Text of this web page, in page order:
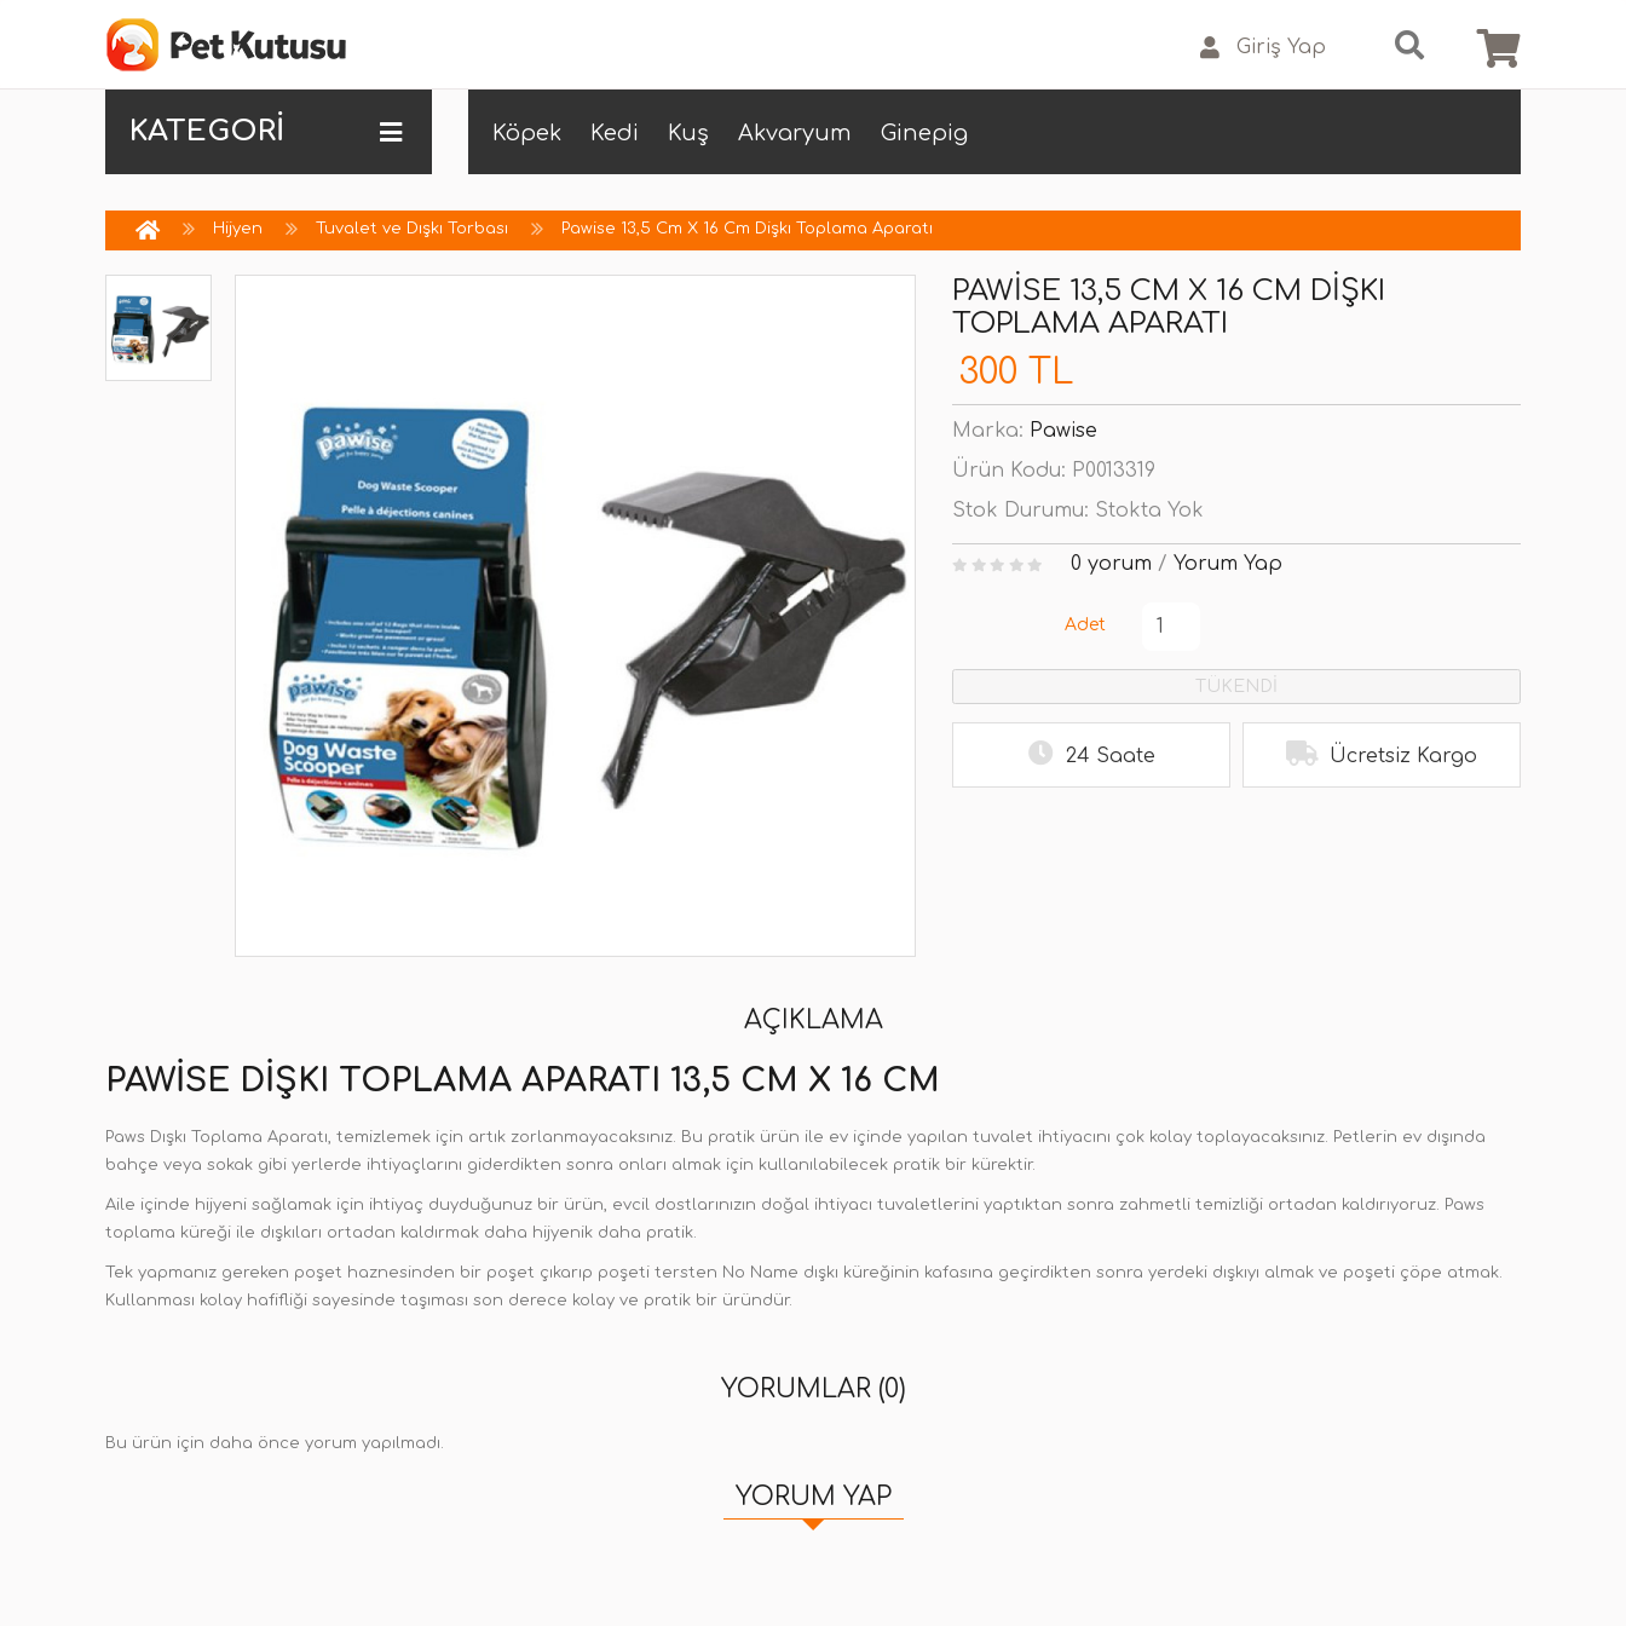
Giriş Yap
KATEGORİ Köpek Kedi Kuş Akvaryum Ginepig
Hijyen Tuvalet ve Dışkı Torbası Pawise 13,5 Cm X 16 Cm Dişkı Toplama Aparatı
PAWISE 13,5 CM X 16 CM DIŞKI
TOPLAMA APARATI
300 TL
Marka: Pawise
Ürün Kodu: P0013319
Stok Durumu: Stokta Yok
0 yorum / Yorum Yap
Adet
TÜKENDİ
24 Saate Ücretsiz Kargo
AÇIKLAMA
PAWISE DIŞKI TOPLAMA APARATI 13,5 CM X 16 CM
Paws Dışkı Toplama Aparatı, temizlemek için artık zorlanmayacaksınız. Bu pratik ürün ile ev içinde yapılan tuvalet ihtiyacını çok kolay toplayacaksınız. Petlerin ev dışında
bahçe veya sokak gibi yerlerde ihtiyaçlarını giderdikten sonra onları almak için kullanılabilecek pratik bir kürektir.
Aile içinde hijyeni sağlamak için ihtiyaç duyduğunuz bir ürün, evcil dostlarınızın doğal ihtiyacı tuvaletlerini yaptıktan sonra zahmetli temizliği ortadan kaldırıyoruz. Paws
toplama küreği ile dışkıları ortadan kaldırmak daha hijyenik daha pratik.
Tek yapmanız gereken poşet haznesinden bir poşet çıkarıp poşeti tersten No Name dışkı küreğinin kafasına geçirdikten sonra yerdeki dışkıyı almak ve poşeti çöpe atmak.
Kullanması kolay hafifliği sayesinde taşıması son derece kolay ve pratik bir üründür.
YORUMLAR (0)
Bu ürün için daha önce yorum yapılmadı.
YORUM YAP